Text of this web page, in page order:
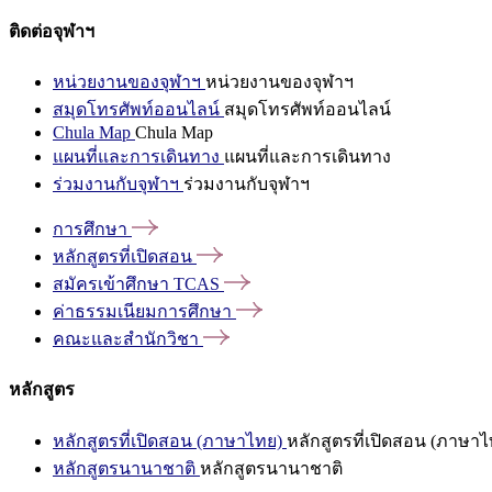
ติดต่อจุฬาฯ
หน่วยงานของจุฬาฯ หน่วยงานของจุฬาฯ
สมุดโทรศัพท์ออนไลน์ สมุดโทรศัพท์ออนไลน์
Chula Map Chula Map
แผนที่และการเดินทาง แผนที่และการเดินทาง
ร่วมงานกับจุฬาฯ ร่วมงานกับจุฬาฯ
การศึกษา
หลักสูตรที่เปิดสอน
สมัครเข้าศึกษา TCAS
ค่าธรรมเนียมการศึกษา
คณะและสำนักวิชา
หลักสูตร
หลักสูตรที่เปิดสอน (ภาษาไทย) หลักสูตรที่เปิดสอน (ภาษาไ
หลักสูตรนานาชาติ หลักสูตรนานาชาติ